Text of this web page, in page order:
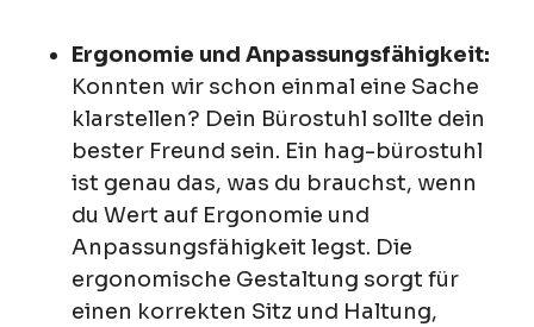
Ergonomie und Anpassungsfähigkeit:
Konnten wir schon einmal eine Sache
klarstellen? Dein Bürostuhl sollte dein
bester Freund sein. Ein hag-bürostuhl
ist genau das, was du brauchst, wenn
du Wert auf Ergonomie und
Anpassungsfähigkeit legst. Die
ergonomische Gestaltung sorgt für
einen korrekten Sitz und Haltung,